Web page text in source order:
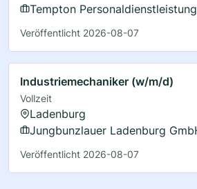
Tempton
Veröffentlicht 2026-08-07
Industriemechaniker (w/m/d)
Vollzeit
Ladenburg
Jungbunzlauer Ladenburg
Veröffentlicht 2026-08-07